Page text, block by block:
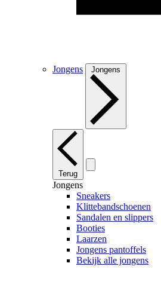
Jongens Jongens
Terug
Jongens
Sneakers
Klittebandschoenen
Sandalen en slippers
Booties
Laarzen
Jongens pantoffels
Bekijk alle jongens